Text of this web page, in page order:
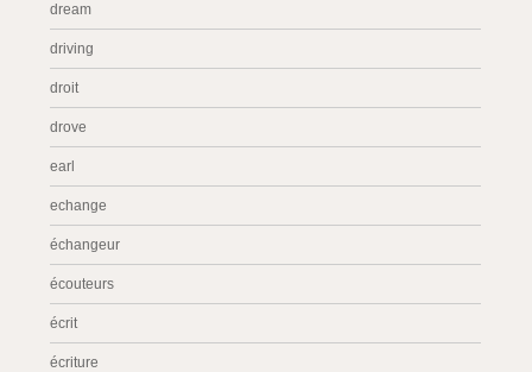
dream
driving
droit
drove
earl
echange
échangeur
écouteurs
écrit
écriture